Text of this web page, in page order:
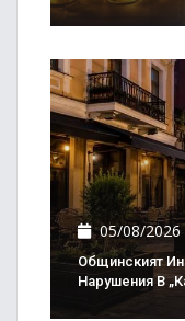
05/08/2026
Общинският
Нарушения В